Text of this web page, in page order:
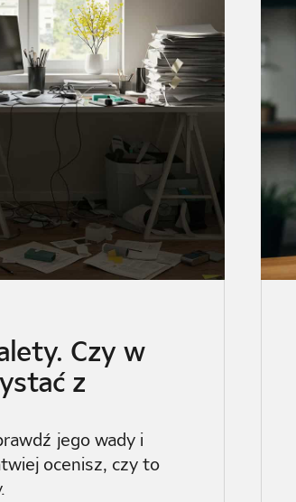
Czy w
z
jego wady i
ocenisz, czy to